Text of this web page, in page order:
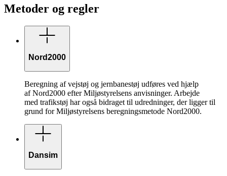
Metoder og regler
Nord2000
Beregning af vejstøj og jernbanestøj udføres ved hjælp
af Nord2000 efter Miljøstyrelsens anvisninger. Arbejde
med trafikstøj har også bidraget til udredninger, der ligger til
grund for Miljøstyrelsens beregningsmetode Nord2000.
Dansim